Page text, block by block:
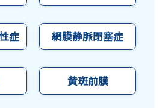
症 網膜静脈閉塞症
黄斑前膜